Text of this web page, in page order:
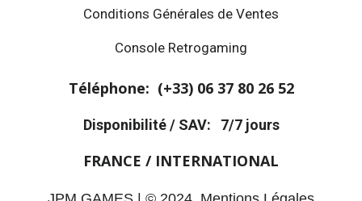
Conditions Générales de Ventes
Console Retrogaming
Téléphone: (+33) 06 37 80 26 52
Disponibilité / SAV: 7/7 jours
FRANCE / INTERNATIONAL